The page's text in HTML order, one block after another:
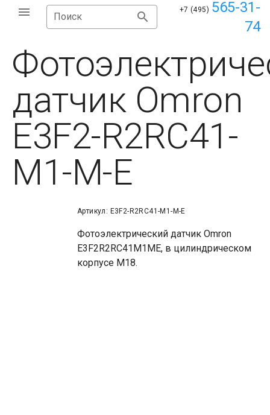
Поиск
+7 (495) 565-31-
74
датчик Omron
E3F2-R2RC41-
M1-M-E
Артикул: E3F2-R2RC41-M1-M-E
Фотоэлектрический датчик Omron
E3F2R2RC41M1ME, в цилиндрическом
корпусе М18.